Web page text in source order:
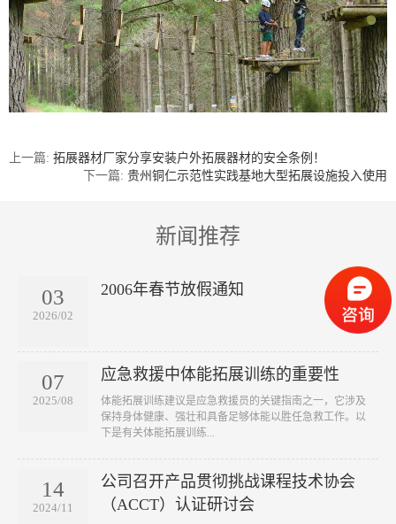
上一篇: 拓展器材厂家分享安装户外拓展器材的安全条例！
下一篇: 贵州铜仁示范性实践基地大型拓展设施投入使用
新闻推荐
03
2026/02
2006年春节放假通知
07
2025/08
应急救援中体能拓展训练的重要性
​体能拓展训练建议是应急救援员的关键指南之一，它涉及
保持身体健康、强壮和具备足够体能以胜任急救工作。以
下是有关体能拓展训练...
14
2024/11
公司召开产品贯彻挑战课程技术协会
（ACCT）认证研讨会